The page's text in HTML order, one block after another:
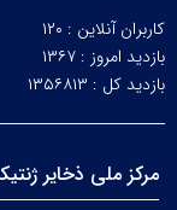
کاربران آنلاین : ۱۲۰
بازدید امروز : ۱۳۶۷
بازدید کل : ۱۳۵۶۸۱۳
مرکز ملی ذخایر